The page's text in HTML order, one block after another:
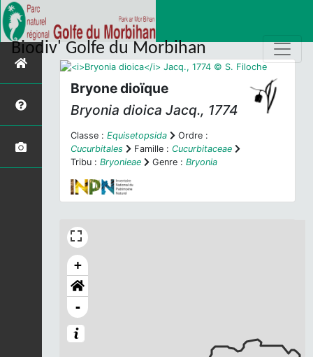
Biodiv' Golfe du Morbihan
Bryone dioïque
Bryonia dioica Jacq., 1774
Classe : Equisetopsida
Ordre :
Cucurbitales
Famille : Cucurbitaceae
Tribu : Bryonieae Genre : Bryonia
+
-